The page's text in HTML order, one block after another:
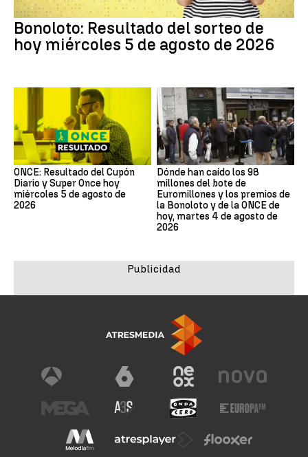
Bonoloto: Resultado del sorteo de
hoy miércoles 5 de agosto de 2026
ONCE: Resultado del Cupón
Diario y Super Once hoy
miércoles 5 de agosto de
2026
Dónde han caído los 98
millones del bote de
Euromillones y los premios de
la Bonoloto y de la ONCE de
hoy, martes 4 de agosto de
2026